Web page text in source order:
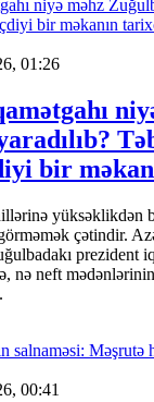
01:26
bir
yüksəklikdən
çətindir.
prezident
nə neft
00:41